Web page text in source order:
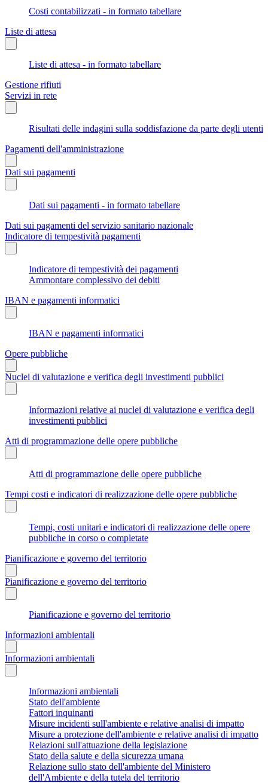
Costi contabilizzati - in formato tabellare
Liste di attesa
Liste di attesa - in formato tabellare
Gestione rifiuti
Servizi in rete
Risultati delle indagini sulla soddisfazione da parte degli utenti
Pagamenti dell'amministrazione
Dati sui pagamenti
Dati sui pagamenti - in formato tabellare
Dati sui pagamenti del servizio sanitario nazionale
Indicatore di tempestività pagamenti
Indicatore di tempestività dei pagamenti
Ammontare complessivo dei debiti
IBAN e pagamenti informatici
IBAN e pagamenti informatici
Opere pubbliche
Nuclei di valutazione e verifica degli investimenti pubblici
Informazioni relative ai nuclei di valutazione e verifica degli
investimenti pubblici
Atti di programmazione delle opere pubbliche
Atti di programmazione delle opere pubbliche
Tempi costi e indicatori di realizzazione delle opere pubbliche
Tempi, costi unitari e indicatori di realizzazione delle opere
pubbliche in corso o completate
Pianificazione e governo del territorio
Pianificazione e governo del territorio
Pianificazione e governo del territorio
Informazioni ambientali
Informazioni ambientali
Informazioni ambientali
Stato dell'ambiente
Fattori inquinanti
Misure incidenti sull'ambiente e relative analisi di impatto
Misure a protezione dell'ambiente e relative analisi di impatto
Relazioni sull'attuazione della legislazione
Stato della salute e della sicurezza umana
Relazione sullo stato dell'ambiente del Ministero
dell'Ambiente e della tutela del territorio